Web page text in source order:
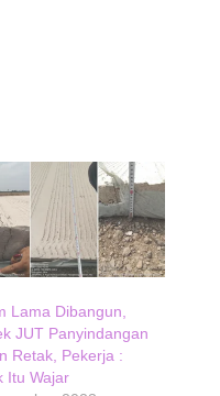
Lama Dibangun,
JUT Panyindangan
Retak, Pekerja :
Itu Wajar